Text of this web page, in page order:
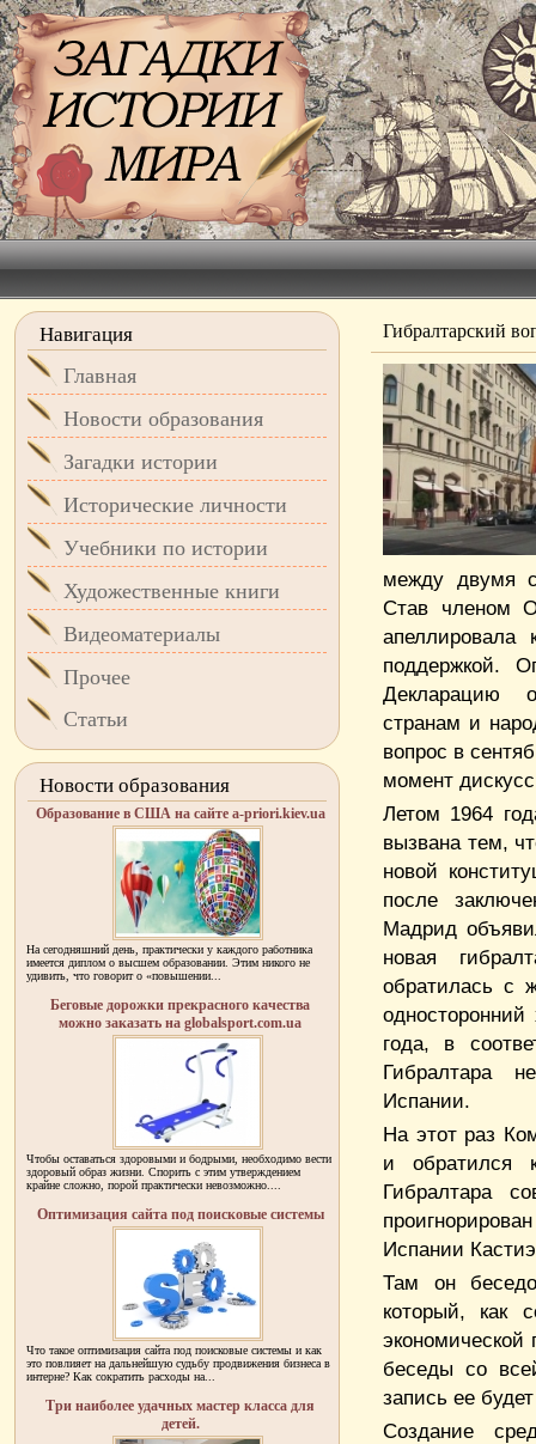
Гибралтарский
между двумя
Став членом
апеллировала
поддержкой.
Декларацию
странам и
вопрос в
момент
Летом 1964
вызвана тем,
новой
после
Мадрид
новая
обратилась с
односторонний
года, в
Гибралтара
Испании.
На этот раз
и обратился
Гибралтара
Испании
Там он
который, как
экономической
беседы со
запись ее
Создание
Навигация
Главная
Новости образования
Загадки истории
Исторические личности
Учебники по истории
Художественные книги
Видеоматериалы
Прочее
Статьи
Новости образования
Образование в США на сайте a-priori.kiev.ua
На сегодняшний день, практически у каждого работника
имеется диплом о высшем образовании. Этим никого не
удивить, что говорит о «повышении...
Беговые дорожки прекрасного качества
можно заказать на globalsport.com.ua
Чтобы оставаться здоровыми и бодрыми, необходимо вести
здоровый образ жизни. Спорить с этим утверждением
крайне сложно, порой практически невозможно....
Оптимизация сайта под поисковые системы
Что такое оптимизация сайта под поисковые системы и как
это повлияет на дальнейшую судьбу продвижения бизнеса в
интерне? Как сократить расходы на...
Три наиболее удачных мастер класса для
детей.